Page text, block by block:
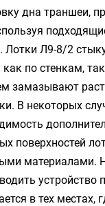
дна траншеи,
Лотки Л9-8/2
по стенкам,
замазывают
В некоторых
поверхностей
материалами.
устройство
в тех местах,